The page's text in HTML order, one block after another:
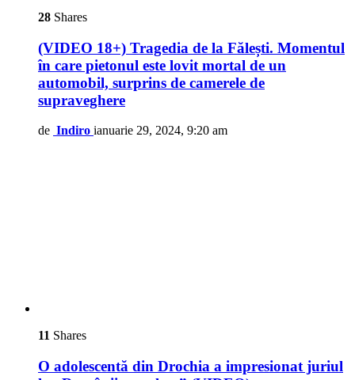
28 Shares
(VIDEO 18+) Tragedia de la Fălești. Momentul
în care pietonul este lovit mortal de un
automobil, surprins de camerele de
supraveghere
de Indiro ianuarie 29, 2024, 9:20 am
11 Shares
O adolescentă din Drochia a impresionat juriul